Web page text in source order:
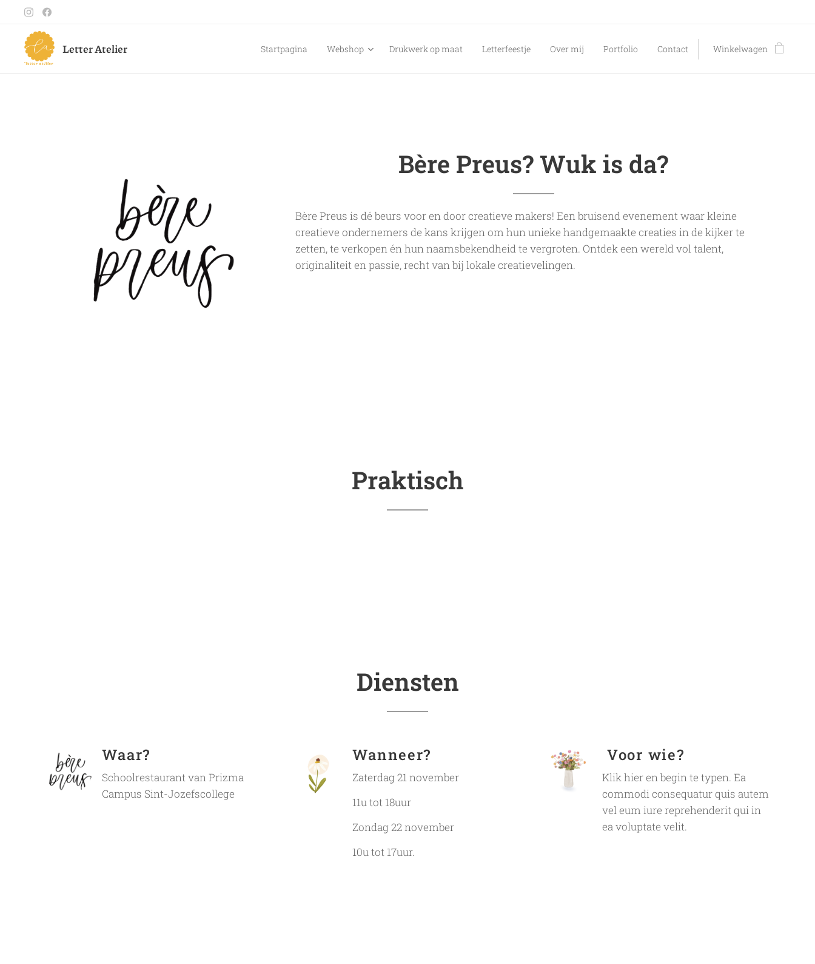
Letter Atelier Startpagina Webshop Drukwerk op maat Letterfeestje Over mij Portfolio Contact Winkelwagen
Bère Preus? Wuk is da?
Bère Preus is dé beurs voor en door creatieve makers! Een bruisend evenement waar kleine
creatieve ondernemers de kans krijgen om hun unieke handgemaakte creaties in de kijker te
zetten, te verkopen én hun naamsbekendheid te vergroten. Ontdek een wereld vol talent,
originaliteit en passie, recht van bij lokale creatievelingen.
Praktisch
Diensten
Waar?
Schoolrestaurant van Prizma
Campus Sint-Jozefscollege
Wanneer?
Zaterdag 21 november
11u tot 18uur
Zondag 22 november
10u tot 17uur.
Voor wie?
Klik hier en begin te typen. Ea
commodi consequatur quis autem
vel eum iure reprehenderit qui in
ea voluptate velit.